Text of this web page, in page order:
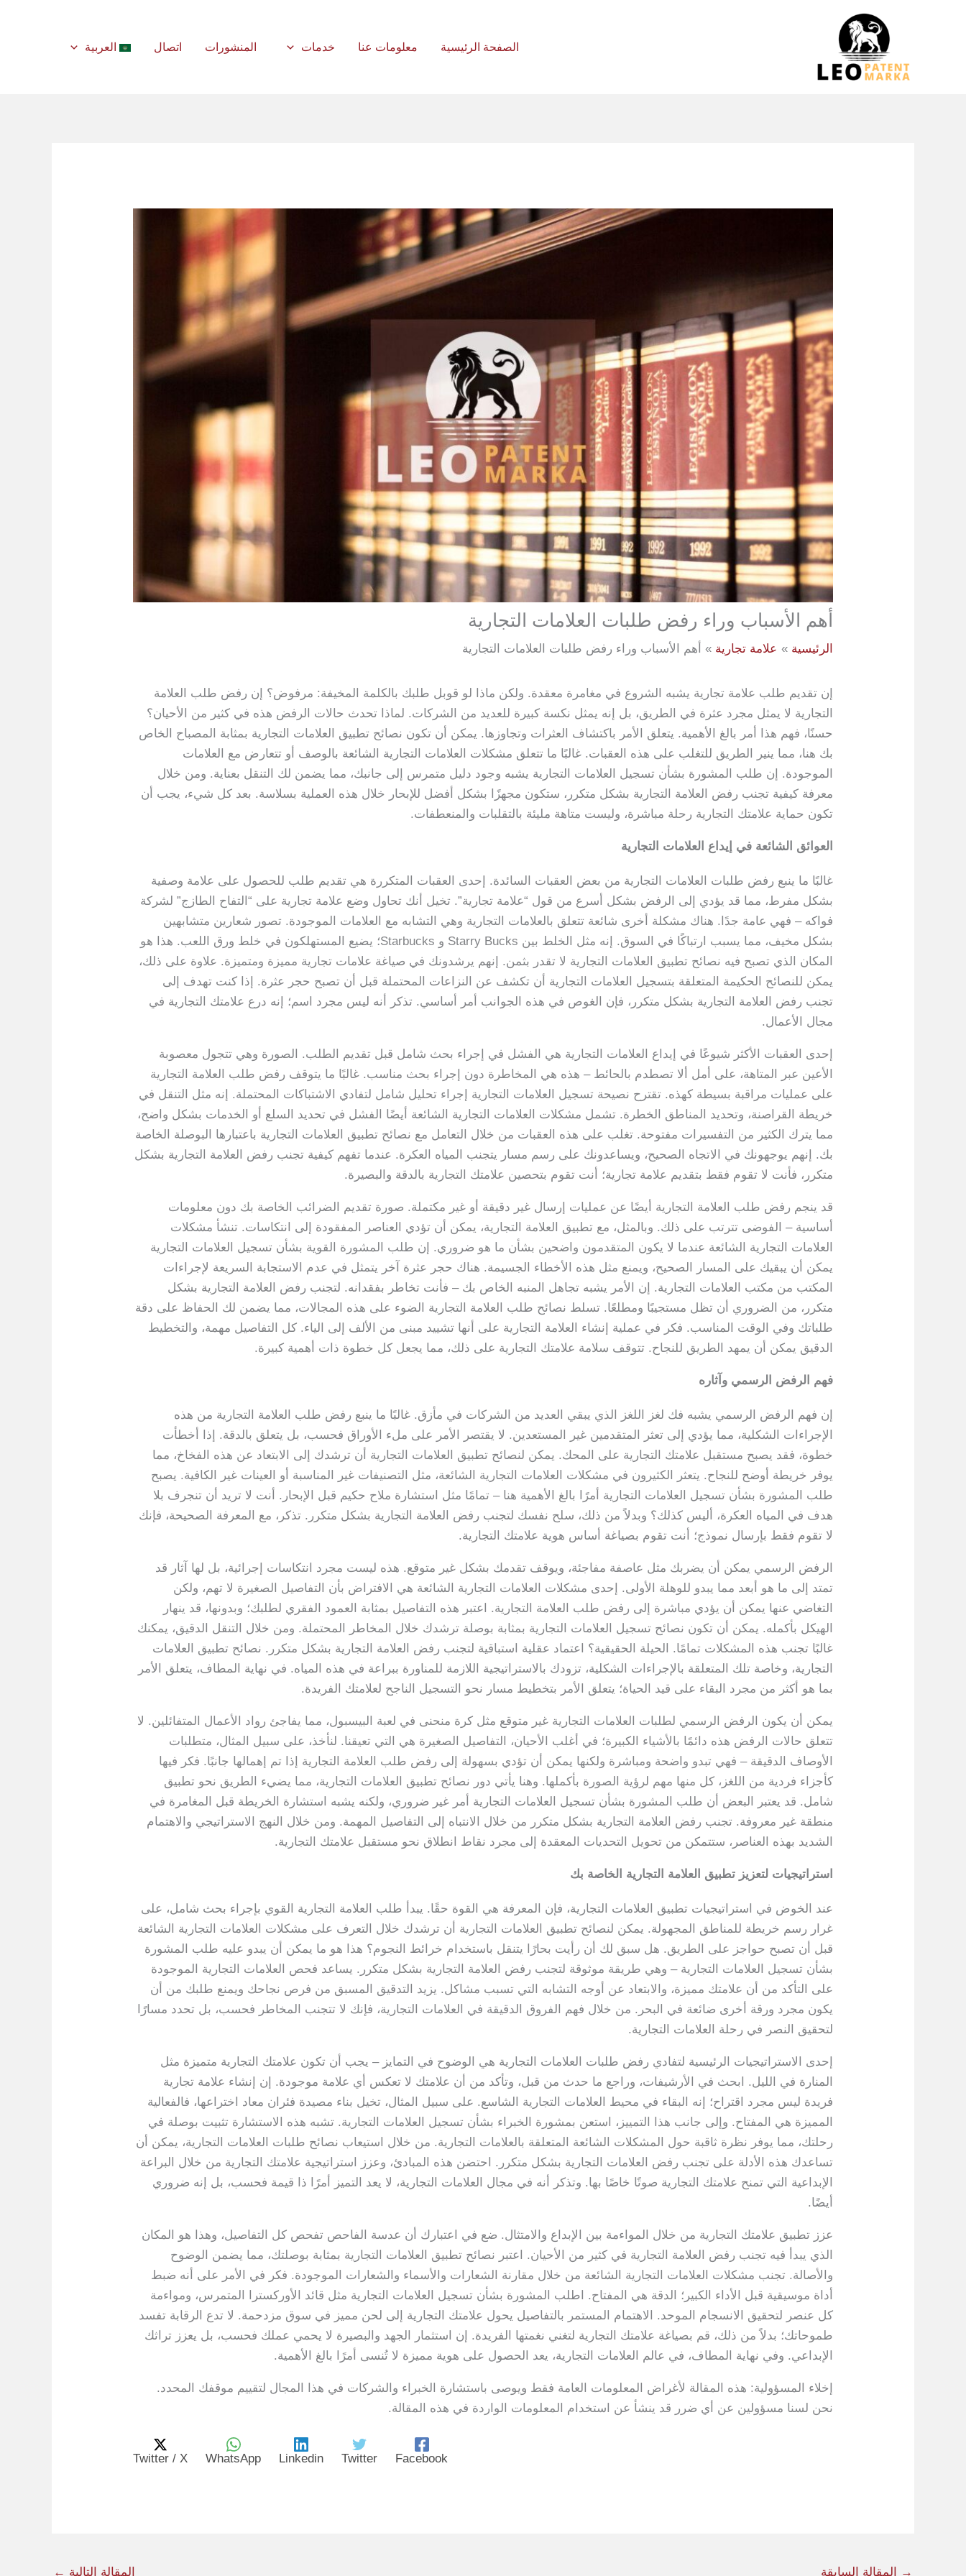
الصفحة الرئيسية معلومات عنا خدمات المنشورات اتصال العربية
أهم الأسباب وراء رفض طلبات العلامات التجارية
الرئيسية علامة تجارية أهم الأسباب وراء رفض طلبات العلامات التجارية
إن تقديم طلب علامة تجارية يشبه الشروع في مغامرة معقدة. ولكن ماذا لو قوبل طلبك بالكلمة المخيفة: مرفوض؟ إن رفض طلب العلامة
التجارية لا يمثل مجرد عثرة في الطريق، بل إنه يمثل نكسة كبيرة للعديد من الشركات. لماذا تحدث حالات الرفض هذه في كثير من الأحيان؟
حسنًا، فهم هذا أمر بالغ الأهمية. يتعلق الأمر باكتشاف العثرات وتجاوزها. يمكن أن تكون نصائح تطبيق العلامات التجارية بمثابة المصباح الخاص
بك هنا، مما ينير الطريق للتغلب على هذه العقبات. غالبًا ما تتعلق مشكلات العلامات التجارية الشائعة بالوصف أو تتعارض مع العلامات
الموجودة. إن طلب المشورة بشأن تسجيل العلامات التجارية يشبه وجود دليل متمرس إلى جانبك، مما يضمن لك التنقل بعناية. ومن خلال
معرفة كيفية تجنب رفض العلامة التجارية بشكل متكرر، ستكون مجهزًا بشكل أفضل للإبحار خلال هذه العملية بسلاسة. بعد كل شيء، يجب أن
تكون حماية علامتك التجارية رحلة مباشرة، وليست متاهة مليئة بالتقلبات والمنعطفات.
العوائق الشائعة في إيداع العلامات التجارية
غالبًا ما ينبع رفض طلبات العلامات التجارية من بعض العقبات السائدة. إحدى العقبات المتكررة هي تقديم طلب للحصول على علامة وصفية
بشكل مفرط، مما قد يؤدي إلى الرفض بشكل أسرع من قول “علامة تجارية”. تخيل أنك تحاول وضع علامة تجارية على “التفاح الطازج” لشركة
فواكه – فهي عامة جدًا. هناك مشكلة أخرى شائعة تتعلق بالعلامات التجارية وهي التشابه مع العلامات الموجودة. تصور شعارين متشابهين
بشكل مخيف، مما يسبب ارتباكًا في السوق. إنه مثل الخلط بين Starry Bucks و Starbucks؛ يضيع المستهلكون في خلط ورق اللعب. هذا هو
المكان الذي تصبح فيه نصائح تطبيق العلامات التجارية لا تقدر بثمن. إنهم يرشدونك في صياغة علامات تجارية مميزة ومتميزة. علاوة على ذلك،
يمكن للنصائح الحكيمة المتعلقة بتسجيل العلامات التجارية أن تكشف عن النزاعات المحتملة قبل أن تصبح حجر عثرة. إذا كنت تهدف إلى
تجنب رفض العلامة التجارية بشكل متكرر، فإن الغوص في هذه الجوانب أمر أساسي. تذكر أنه ليس مجرد اسم؛ إنه درع علامتك التجارية في
مجال الأعمال.
إحدى العقبات الأكثر شيوعًا في إيداع العلامات التجارية هي الفشل في إجراء بحث شامل قبل تقديم الطلب. الصورة وهي تتجول معصوبة
الأعين عبر المتاهة، على أمل ألا تصطدم بالحائط – هذه هي المخاطرة دون إجراء بحث مناسب. غالبًا ما يتوقف رفض طلب العلامة التجارية
على عمليات مراقبة بسيطة كهذه. تقترح نصيحة تسجيل العلامات التجارية إجراء تحليل شامل لتفادي الاشتباكات المحتملة. إنه مثل التنقل في
خريطة القراصنة، وتحديد المناطق الخطرة. تشمل مشكلات العلامات التجارية الشائعة أيضًا الفشل في تحديد السلع أو الخدمات بشكل واضح،
مما يترك الكثير من التفسيرات مفتوحة. تغلب على هذه العقبات من خلال التعامل مع نصائح تطبيق العلامات التجارية باعتبارها البوصلة الخاصة
بك. إنهم يوجهونك في الاتجاه الصحيح، ويساعدونك على رسم مسار يتجنب المياه العكرة. عندما تفهم كيفية تجنب رفض العلامة التجارية بشكل
متكرر، فأنت لا تقوم فقط بتقديم علامة تجارية؛ أنت تقوم بتحصين علامتك التجارية بالدقة والبصيرة.
قد ينجم رفض طلب العلامة التجارية أيضًا عن عمليات إرسال غير دقيقة أو غير مكتملة. صورة تقديم الضرائب الخاصة بك دون معلومات
أساسية – الفوضى تترتب على ذلك. وبالمثل، مع تطبيق العلامة التجارية، يمكن أن تؤدي العناصر المفقودة إلى انتكاسات. تنشأ مشكلات
العلامات التجارية الشائعة عندما لا يكون المتقدمون واضحين بشأن ما هو ضروري. إن طلب المشورة القوية بشأن تسجيل العلامات التجارية
يمكن أن يبقيك على المسار الصحيح، ويمنع مثل هذه الأخطاء الجسيمة. هناك حجر عثرة آخر يتمثل في عدم الاستجابة السريعة لإجراءات
المكتب من مكتب العلامات التجارية. إن الأمر يشبه تجاهل المنبه الخاص بك – فأنت تخاطر بفقدانه. لتجنب رفض العلامة التجارية بشكل
متكرر، من الضروري أن تظل مستجيبًا ومطلعًا. تسلط نصائح طلب العلامة التجارية الضوء على هذه المجالات، مما يضمن لك الحفاظ على دقة
طلباتك وفي الوقت المناسب. فكر في عملية إنشاء العلامة التجارية على أنها تشييد مبنى من الألف إلى الياء. كل التفاصيل مهمة، والتخطيط
الدقيق يمكن أن يمهد الطريق للنجاح. تتوقف سلامة علامتك التجارية على ذلك، مما يجعل كل خطوة ذات أهمية كبيرة.
فهم الرفض الرسمي وآثاره
إن فهم الرفض الرسمي يشبه فك لغز اللغز الذي يبقي العديد من الشركات في مأزق. غالبًا ما ينبع رفض طلب العلامة التجارية من هذه
الإجراءات الشكلية، مما يؤدي إلى تعثر المتقدمين غير المستعدين. لا يقتصر الأمر على ملء الأوراق فحسب، بل يتعلق بالدقة. إذا أخطأت
خطوة، فقد يصبح مستقبل علامتك التجارية على المحك. يمكن لنصائح تطبيق العلامات التجارية أن ترشدك إلى الابتعاد عن هذه الفخاخ، مما
يوفر خريطة أوضح للنجاح. يتعثر الكثيرون في مشكلات العلامات التجارية الشائعة، مثل التصنيفات غير المناسبة أو العينات غير الكافية. يصبح
طلب المشورة بشأن تسجيل العلامات التجارية أمرًا بالغ الأهمية هنا – تمامًا مثل استشارة ملاح حكيم قبل الإبحار. أنت لا تريد أن تنجرف بلا
هدف في المياه العكرة، أليس كذلك؟ وبدلاً من ذلك، سلح نفسك لتجنب رفض العلامة التجارية بشكل متكرر. تذكر، مع المعرفة الصحيحة، فإنك
لا تقوم فقط بإرسال نموذج؛ أنت تقوم بصياغة أساس هوية علامتك التجارية.
الرفض الرسمي يمكن أن يضربك مثل عاصفة مفاجئة، ويوقف تقدمك بشكل غير متوقع. هذه ليست مجرد انتكاسات إجرائية، بل لها آثار قد
تمتد إلى ما هو أبعد مما يبدو للوهلة الأولى. إحدى مشكلات العلامات التجارية الشائعة هي الافتراض بأن التفاصيل الصغيرة لا تهم، ولكن
التغاضي عنها يمكن أن يؤدي مباشرة إلى رفض طلب العلامة التجارية. اعتبر هذه التفاصيل بمثابة العمود الفقري لطلبك؛ وبدونها، قد ينهار
الهيكل بأكمله. يمكن أن تكون نصائح تسجيل العلامات التجارية بمثابة بوصلة ترشدك خلال المخاطر المحتملة. ومن خلال التنقل الدقيق، يمكنك
غالبًا تجنب هذه المشكلات تمامًا. الحيلة الحقيقية؟ اعتماد عقلية استباقية لتجنب رفض العلامة التجارية بشكل متكرر. نصائح تطبيق العلامات
التجارية، وخاصة تلك المتعلقة بالإجراءات الشكلية، تزودك بالاستراتيجية اللازمة للمناورة ببراعة في هذه المياه. في نهاية المطاف، يتعلق الأمر
بما هو أكثر من مجرد البقاء على قيد الحياة؛ يتعلق الأمر بتخطيط مسار نحو التسجيل الناجح لعلامتك الفريدة.
يمكن أن يكون الرفض الرسمي لطلبات العلامات التجارية غير متوقع مثل كرة منحنى في لعبة البيسبول، مما يفاجئ رواد الأعمال المتفائلين. لا
تتعلق حالات الرفض هذه دائمًا بالأشياء الكبيرة؛ في أغلب الأحيان، التفاصيل الصغيرة هي التي تعيقنا. لنأخذ، على سبيل المثال، متطلبات
الأوصاف الدقيقة – فهي تبدو واضحة ومباشرة ولكنها يمكن أن تؤدي بسهولة إلى رفض طلب العلامة التجارية إذا تم إهمالها جانبًا. فكر فيها
كأجزاء فردية من اللغز، كل منها مهم لرؤية الصورة بأكملها. وهنا يأتي دور نصائح تطبيق العلامات التجارية، مما يضيء الطريق نحو تطبيق
شامل. قد يعتبر البعض أن طلب المشورة بشأن تسجيل العلامات التجارية أمر غير ضروري، ولكنه يشبه استشارة الخريطة قبل المغامرة في
منطقة غير معروفة. تجنب رفض العلامة التجارية بشكل متكرر من خلال الانتباه إلى التفاصيل المهمة. ومن خلال النهج الاستراتيجي والاهتمام
الشديد بهذه العناصر، ستتمكن من تحويل التحديات المعقدة إلى مجرد نقاط انطلاق نحو مستقبل علامتك التجارية.
استراتيجيات لتعزيز تطبيق العلامة التجارية الخاصة بك
عند الخوض في استراتيجيات تطبيق العلامات التجارية، فإن المعرفة هي القوة حقًا. يبدأ طلب العلامة التجارية القوي بإجراء بحث شامل، على
غرار رسم خريطة للمناطق المجهولة. يمكن لنصائح تطبيق العلامات التجارية أن ترشدك خلال التعرف على مشكلات العلامات التجارية الشائعة
قبل أن تصبح حواجز على الطريق. هل سبق لك أن رأيت بحارًا يتنقل باستخدام خرائط النجوم؟ هذا هو ما يمكن أن يبدو عليه طلب المشورة
بشأن تسجيل العلامات التجارية – وهي طريقة موثوقة لتجنب رفض العلامة التجارية بشكل متكرر. يساعد فحص العلامات التجارية الموجودة
على التأكد من أن علامتك مميزة، والابتعاد عن أوجه التشابه التي تسبب مشاكل. يزيد التدقيق المسبق من فرص نجاحك ويمنع طلبك من أن
يكون مجرد ورقة أخرى ضائعة في البحر. من خلال فهم الفروق الدقيقة في العلامات التجارية، فإنك لا تتجنب المخاطر فحسب، بل تحدد مسارًا
لتحقيق النصر في رحلة العلامات التجارية.
إحدى الاستراتيجيات الرئيسية لتفادي رفض طلبات العلامات التجارية هي الوضوح في التمايز – يجب أن تكون علامتك التجارية متميزة مثل
المنارة في الليل. ابحث في الأرشيفات، وراجع ما حدث من قبل، وتأكد من أن علامتك لا تعكس أي علامة موجودة. إن إنشاء علامة تجارية
فريدة ليس مجرد اقتراح؛ إنه البقاء في محيط العلامات التجارية الشاسع. على سبيل المثال، تخيل بناء مصيدة فئران معاد اختراعها، فالفعالية
المميزة هي المفتاح. وإلى جانب هذا التمييز، استعن بمشورة الخبراء بشأن تسجيل العلامات التجارية. تشبه هذه الاستشارة تثبيت بوصلة في
رحلتك، مما يوفر نظرة ثاقبة حول المشكلات الشائعة المتعلقة بالعلامات التجارية. من خلال استيعاب نصائح طلبات العلامات التجارية، يمكن أن
تساعدك هذه الأدلة على تجنب رفض العلامات التجارية بشكل متكرر. احتضن هذه المبادئ، وعزز استراتيجية علامتك التجارية من خلال البراعة
الإبداعية التي تمنح علامتك التجارية صوتًا خاصًا بها. وتذكر أنه في مجال العلامات التجارية، لا يعد التميز أمرًا ذا قيمة فحسب، بل إنه ضروري
أيضًا.
عزز تطبيق علامتك التجارية من خلال المواءمة بين الإبداع والامتثال. ضع في اعتبارك أن عدسة الفاحص تفحص كل التفاصيل، وهذا هو المكان
الذي يبدأ فيه تجنب رفض العلامة التجارية في كثير من الأحيان. اعتبر نصائح تطبيق العلامات التجارية بمثابة بوصلتك، مما يضمن الوضوح
والأصالة. تجنب مشكلات العلامات التجارية الشائعة من خلال مقارنة الشعارات والأسماء والشعارات الموجودة. فكر في الأمر على أنه ضبط
أداة موسيقية قبل الأداء الكبير؛ الدقة هي المفتاح. اطلب المشورة بشأن تسجيل العلامات التجارية مثل قائد الأوركسترا المتمرس، ومواءمة
كل عنصر لتحقيق الانسجام الموحد. الاهتمام المستمر بالتفاصيل يحول علامتك التجارية إلى لحن مميز في سوق مزدحمة. لا تدع الرقابة تفسد
طموحاتك؛ بدلاً من ذلك، قم بصياغة علامتك التجارية لتغني نغمتها الفريدة. إن استثمار الجهد والبصيرة لا يحمي عملك فحسب، بل يعزز تراثك
الإبداعي. وفي نهاية المطاف، في عالم العلامات التجارية، يعد الحصول على هوية مميزة لا تُنسى أمرًا بالغ الأهمية.
إخلاء المسؤولية: هذه المقالة لأغراض المعلومات العامة فقط ويوصى باستشارة الخبراء والشركات في هذا المجال لتقييم موقفك المحدد.
نحن لسنا مسؤولين عن أي ضرر قد ينشأ عن استخدام المعلومات الواردة في هذه المقالة.
Facebook
Twitter
Linkedin
WhatsApp
Twitter / X
→ المقالة السابقة المقالة التالية ←